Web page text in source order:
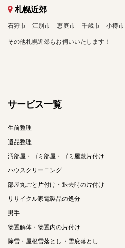
札幌近郊
石狩市 江別市 恵庭市 千歳市 小樽市
その他札幌近郊もお伺いいたします！
サービス一覧
生前整理
遺品整理
汚部屋・ゴミ部屋・ゴミ屋敷片付け
ハウスクリーニング
部屋丸ごと片付け・退去時の片付け
リサイクル家電製品の処分
男手
物置解体・物置内の片付け
除雪・屋根雪落とし・雪庇落とし